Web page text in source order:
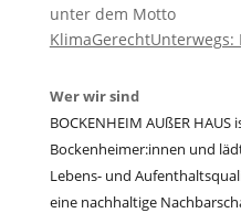
unter dem Motto
KlimaGerechtUnterwegs:
Wer wir sind
BOCKENHEIM AUßER HAUS
Bockenheimer:innen und
Lebens- und
eine nachhaltige